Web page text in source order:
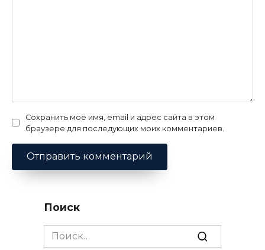
Сохранить моё имя, email и адрес сайта в этом
браузере для последующих моих комментариев.
Поиск
Search
for: